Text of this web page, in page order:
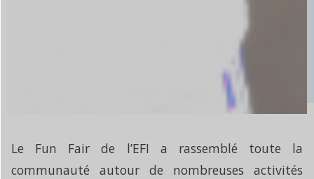
Le Fun Fair de l’EFI a rassemblé toute la
communauté autour de nombreuses activités